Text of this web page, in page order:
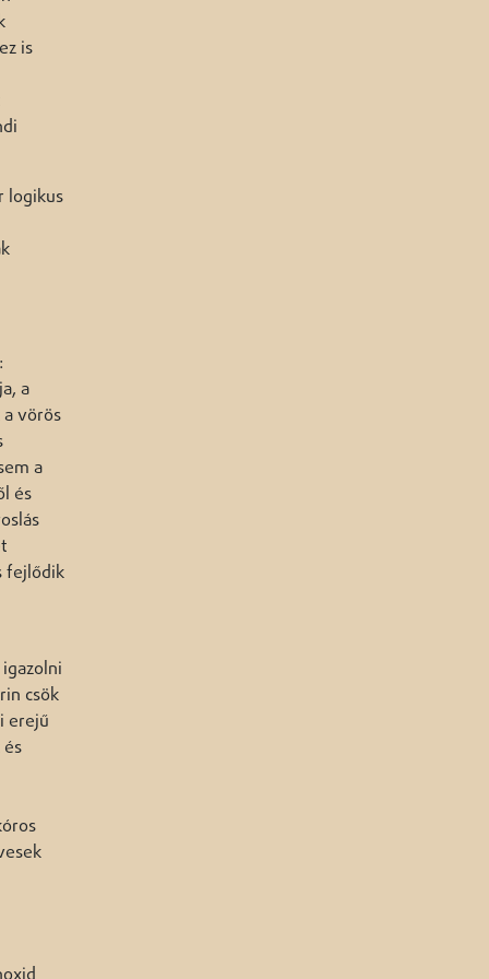
is
logikus
a
vörös
a
és
fejlődik
csök
erejű